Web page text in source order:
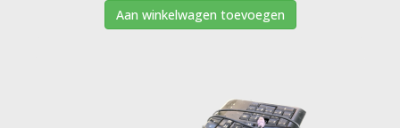
Aan winkelwagen toevoegen